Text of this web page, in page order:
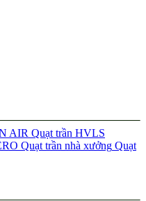
AIR Quạt trần HVLS
Quạt trần nhà xưởng Quạt